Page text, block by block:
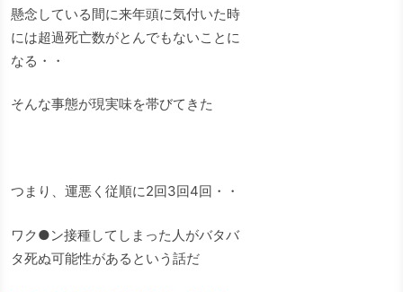
懸念している間に来年頭に気付いた時
には超過死亡数がとんでもないことに
なる・・
そんな事態が現実味を帯びてきた
つまり、運悪く従順に2回3回4回・・
ワク●ン接種してしまった人がバタバ
タ死ぬ可能性があるという話だ